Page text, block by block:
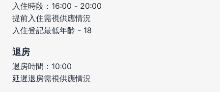
入住時段：16:00 - 20:00
提前入住需視供應情況
入住登記最低年齡 - 18
退房
退房時間：10:00
延遲退房需視供應情況